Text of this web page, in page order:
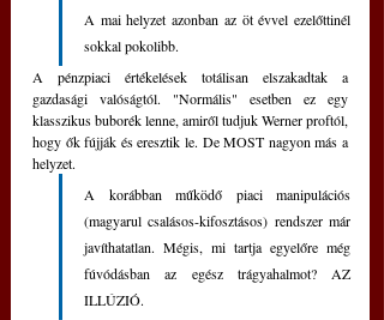
A mai helyzet azonban az öt évvel ezelőttinél
sokkal pokolibb.
A pénzpiaci értékelések totálisan elszakadtak a
gazdasági valóságtól. "Normális" esetben ez egy
klasszikus buborék lenne, amiről tudjuk Werner proftól,
hogy ők fújják és eresztik le. De MOST nagyon más a
helyzet.
A korábban működő piaci manipulációs
(magyarul csalásos-kifosztásos) rendszer már
javíthatatlan. Mégis, mi tartja egyelőre még
fúvódásban az egész trágyahalmot? AZ
ILLÚZIÓ.